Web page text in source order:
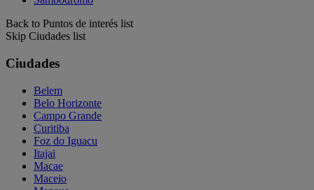
Back to Puntos de interés list
Skip Ciudades list
Ciudades
Belem
Belo Horizonte
Campo Grande
Curitiba
Foz do Iguacu
Itajai
Macae
Maceio